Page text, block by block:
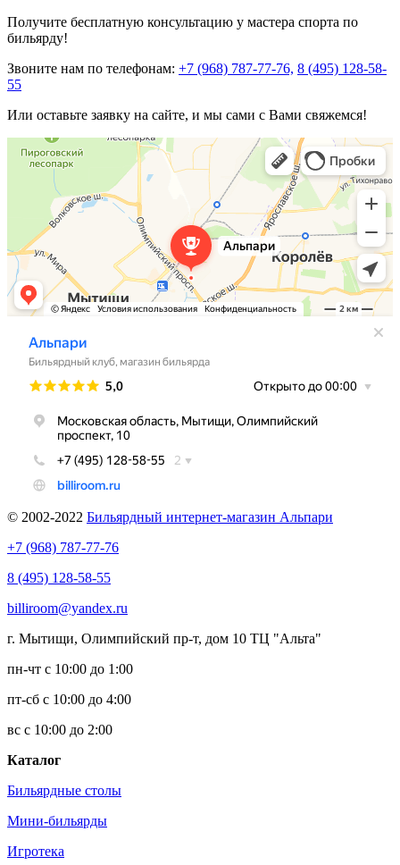
Получите бесплатную консультацию у мастера спорта по
бильярду!
Звоните нам по телефонам: +7 (968) 787-77-76, 8 (495) 128-58-
55
Или оставьте заявку на сайте, и мы сами с Вами свяжемся!
© 2002-2022 Бильярдный интернет-магазин Альпари
+7 (968) 787-77-76
8 (495) 128-58-55
billiroom@yandex.ru
г. Мытищи, Олимпийский пр-т, дом 10 ТЦ "Альта"
пн-чт с 10:00 до 1:00
пт-сб с 10:00 до 4:00
вс с 10:00 до 2:00
Каталог
Бильярдные столы
Мини-бильярды
Игротека